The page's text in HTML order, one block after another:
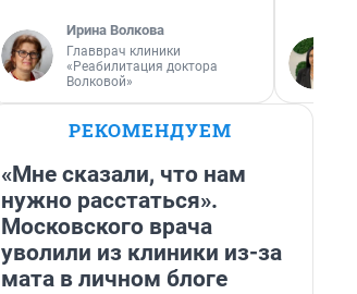
Ирина Волкова
Главврач клиники
«Реабилитация доктора
Волковой»
РЕКОМЕНДУЕМ
«Мне сказали, что нам
нужно расстаться».
Московского врача
уволили из клиники из-за
мата в личном блоге